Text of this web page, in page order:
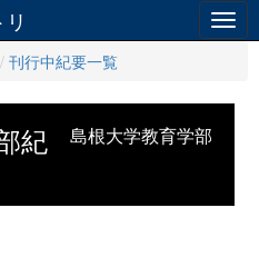
刊行中紀要一覧
島根大学教育学部
紀